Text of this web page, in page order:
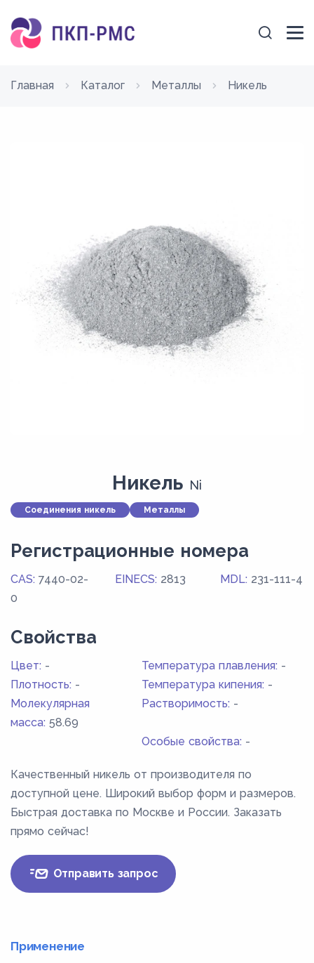
Главная Каталог Металлы Никель
Никель Ni
Соединения никель Металлы
Регистрационные номера
CAS: 7440-02-
0
EINECS: 2813 MDL: 231-111-4
Свойства
Цвет: - Температура плавления: -
Плотность: - Температура кипения: -
Молекулярная
масса: 58.69
Растворимость: -
Особые свойства: -
Качественный никель от производителя по
доступной цене. Широкий выбор форм и размеров.
Быстрая доставка по Москве и России. Заказать
прямо сейчас!
Отправить запрос
Применение